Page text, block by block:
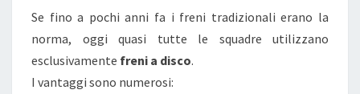
Se fino a pochi anni fa i freni tradizionali erano la
norma, oggi quasi tutte le squadre utilizzano
esclusivamente freni a disco.
I vantaggi sono numerosi: